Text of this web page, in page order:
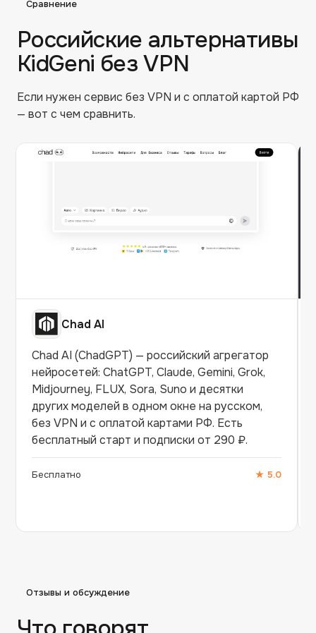
Сравнение
Российские альтернативы
KidGeni без VPN
Если нужен сервис без VPN и с оплатой картой РФ
— вот с чем сравнить.
Chad AI
Chad AI (ChadGPT) — российский агрегатор
нейросетей: ChatGPT, Claude, Gemini, Grok,
Midjourney, FLUX, Sora, Suno и десятки
других моделей в одном окне на русском,
без VPN и с оплатой картами РФ. Есть
бесплатный старт и подписки от 290 ₽.
Бесплатно ★ 5.0
Отзывы и обсуждение